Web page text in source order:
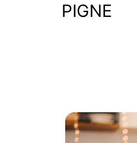
PIGNE